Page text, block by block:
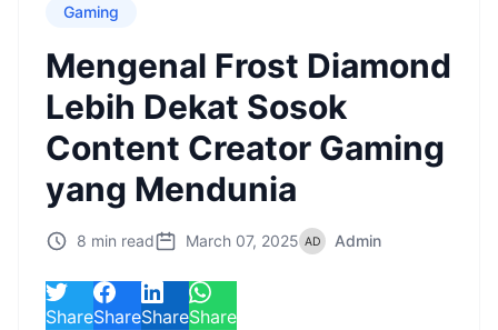
Gaming
Mengenal Frost Diamond
Lebih Dekat Sosok
Content Creator Gaming
yang Mendunia
8 min read March 07, 2025 Admin
ShareShareShareShare